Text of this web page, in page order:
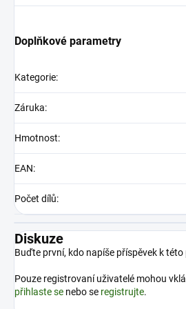
Doplňkové parametry
Kategorie:
Záruka:
Hmotnost:
EAN:
Počet dílů:
Diskuze
Buďte první, kdo napíše příspěvek k této
Pouze registrovaní uživatelé mohou
přihlaste se nebo se registrujte.